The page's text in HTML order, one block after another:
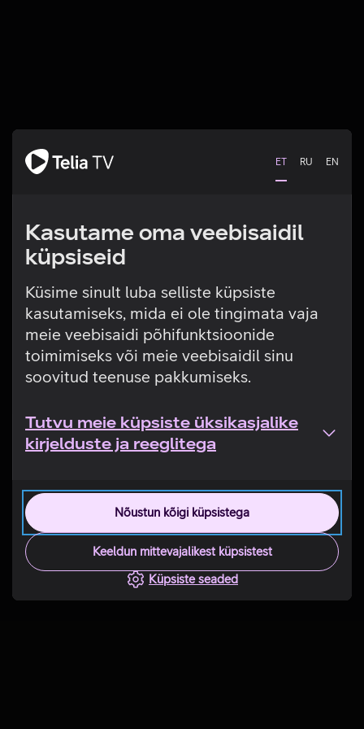
ET RU EN
Kasutame oma veebisaidil
küpsiseid
Küsime sinult luba selliste küpsiste
kasutamiseks, mida ei ole tingimata vaja
meie veebisaidi põhifunktsioonide
toimimiseks või meie veebisaidil sinu
soovitud teenuse pakkumiseks.
Tutvu meie küpsiste üksikasjalike
kirjelduste ja reeglitega
Nõustun kõigi küpsistega
Keeldun mittevajalikest küpsistest
Küpsiste seaded
Tehniline viga